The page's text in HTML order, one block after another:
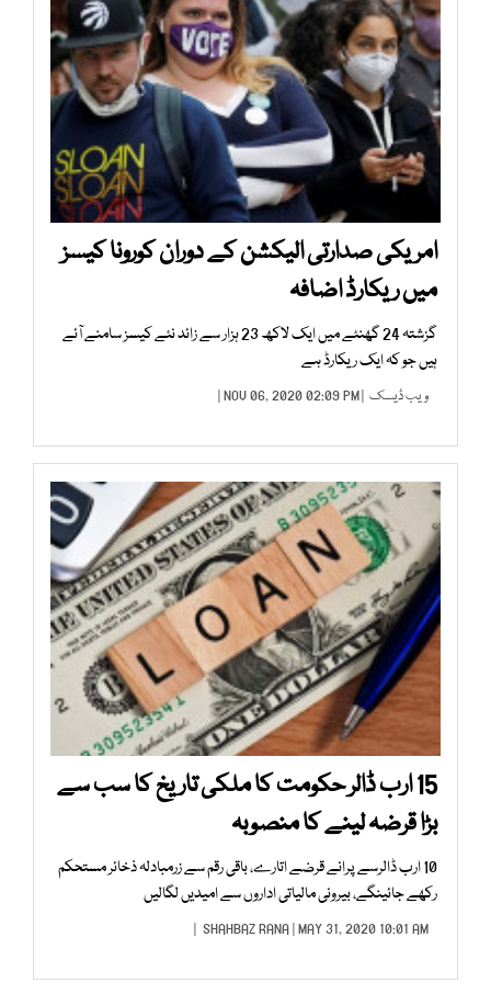
امریکی صدارتی الیکشن کے دوران کورونا کیسز
میں ریکارڈ اضافہ
گزشتہ 24 گھنٹے میں ایک لاکھ 23 ہزار سے زائد نئے کیسز سامنے آئے
ہیں جو کہ ایک ریکارڈ ہے
ویب ڈیسک | NOV 06, 2020 02:09 PM |
15 ارب ڈالر حکومت کا ملکی تاریخ کا سب سے
بڑا قرضہ لینے کا منصوبہ
10 ارب ڈالرسے پرانے قرضے اتارے، باقی رقم سے زرمبادلہ ذخائر مستحکم
رکھے جائینگے، بیرونی مالیاتی اداروں سے امیدیں لگالیں
SHAHBAZ RANA| MAY 31, 2020 10:01 AM |